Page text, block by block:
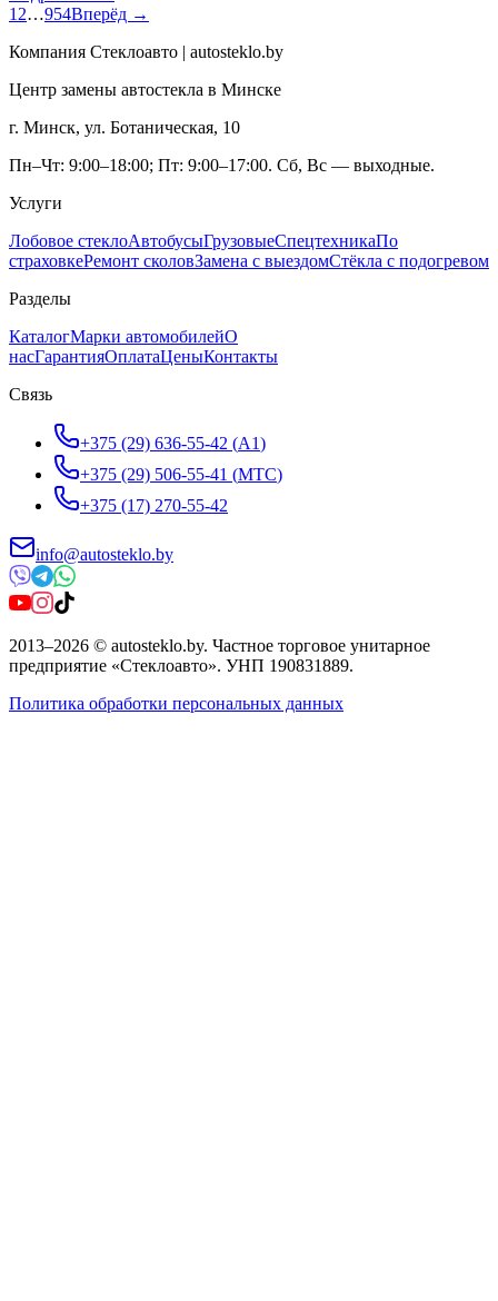
1 2…954Вперёд →
Компания Стеклоавто | autosteklo.by
Центр замены автостекла в Минске
г. Минск, ул. Ботаническая, 10
Пн–Чт: 9:00–18:00; Пт: 9:00–17:00. Сб, Вс — выходные.
Услуги
Лобовое стеклоАвтобусыГрузовыеСпецтехникаПо
страховкеРемонт сколовЗамена с выездомСтёкла с подогревом
Разделы
КаталогМарки автомобилейО
насГарантияОплатаЦеныКонтакты
Связь
+375 (29) 636-55-42 (A1)
+375 (29) 506-55-41 (МТС)
+375 (17) 270-55-42
info@autosteklo.by
2013–2026 © autosteklo.by. Частное торговое унитарное
предприятие «Стеклоавто». УНП 190831889.
Политика обработки персональных данных